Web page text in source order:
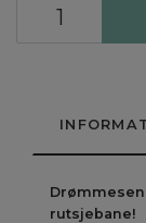
rutsjebane!